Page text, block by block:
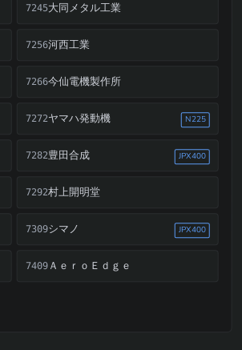
7245大同メタル工業
7256河西工業
7266今仙電機製作所
7272ヤマハ発動機 N225
7282豊田合成 JPX400
7292村上開明堂
7309シマノ JPX400
7409ＡｅｒｏＥｄｇｅ